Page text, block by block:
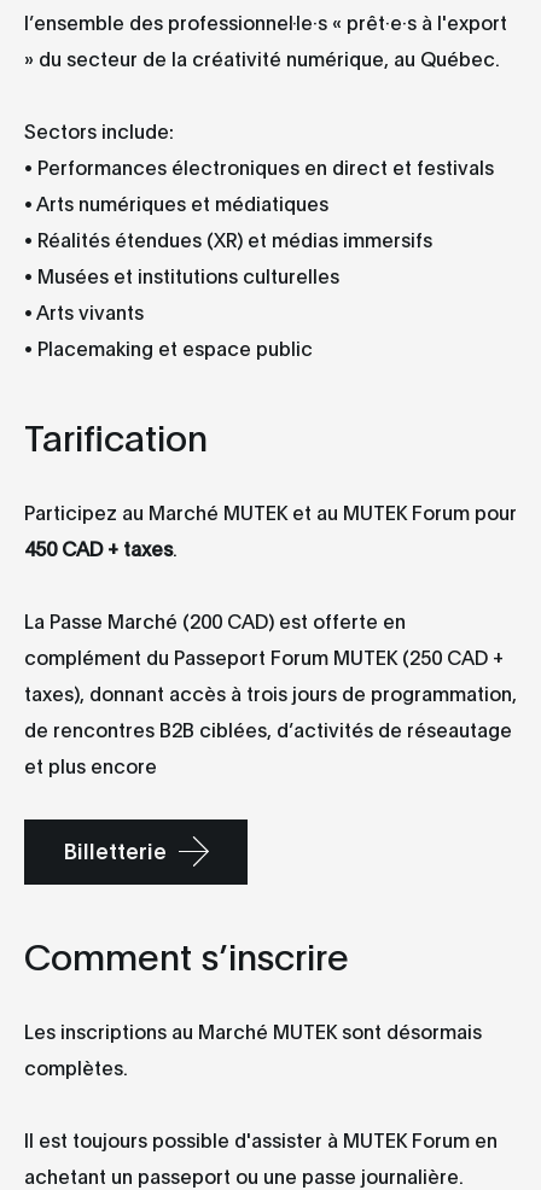
l’ensemble des professionnel·le·s « prêt·e·s à l'export
» du secteur de la créativité numérique, au Québec.
Sectors include:
• Performances électroniques en direct et festivals
• Arts numériques et médiatiques
• Réalités étendues (XR) et médias immersifs
• Musées et institutions culturelles
• Arts vivants
• Placemaking et espace public
Tarification
Participez au Marché MUTEK et au MUTEK Forum pour
450 CAD + taxes.
La Passe Marché (200 CAD) est offerte en
complément du Passeport Forum MUTEK (250 CAD +
taxes), donnant accès à trois jours de programmation,
de rencontres B2B ciblées, d’activités de réseautage
et plus encore
Billetterie
Comment s’inscrire
Les inscriptions au Marché MUTEK sont désormais
complètes.
Il est toujours possible d'assister à MUTEK Forum en
achetant un passeport ou une passe journalière.